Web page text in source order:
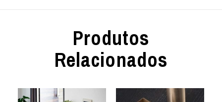
Produtos
Relacionados